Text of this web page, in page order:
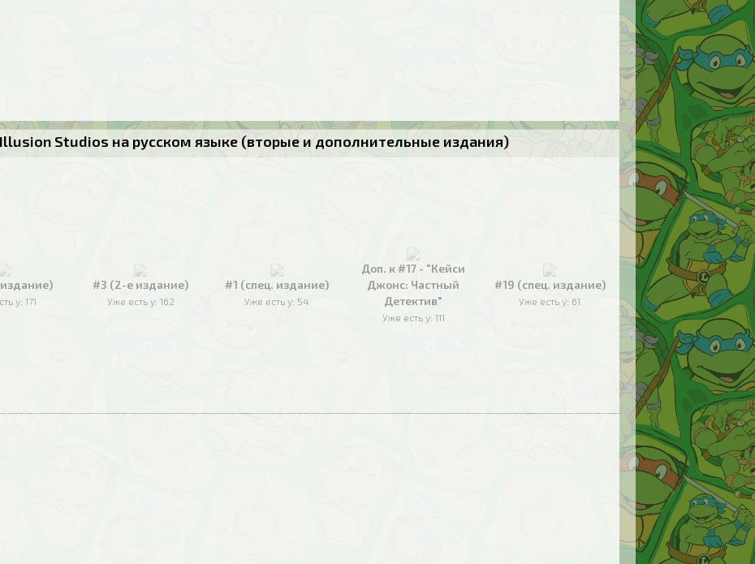
Studios на русском языке (вторые и дополнительные издания)
у: 171
#3 (2-е издание)
Уже есть у: 162
#1 (спец. издание)
Уже есть у: 54
Доп. к #17 - "Кейси
Джонс: Частный
Детектив"
Уже есть у: 111
#19 (спец. издание)
Уже есть у: 61